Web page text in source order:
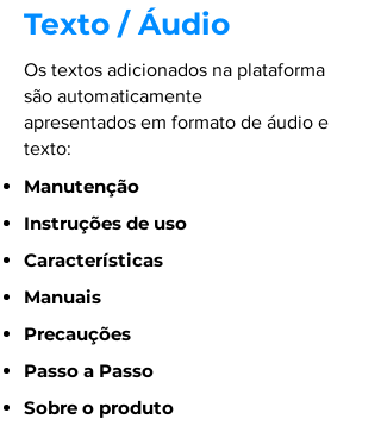
Texto / Áudio
Os textos adicionados na plataforma
são automaticamente
apresentados em formato de áudio e
texto:
Manutenção
Instruções de uso
Características
Manuais
Precauções
Passo a Passo
Sobre o produto